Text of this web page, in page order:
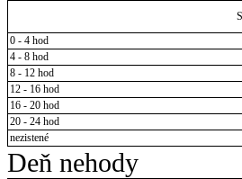
0 - 4 hod
4 - 8 hod
8 - 12 hod
12 - 16 hod
16 - 20 hod
20 - 24 hod
nezistené
Deň nehody